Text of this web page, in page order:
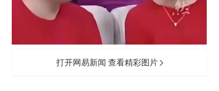
打开网易新闻 查看精彩图片